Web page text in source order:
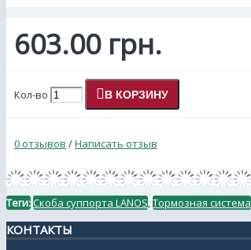
603.00 грн.
Кол-во В КОРЗИНУ
0 отзывов /Написать отзыв
Теги:Скоба суппорта LANOS,Тормозная система
КОНТАКТЫ